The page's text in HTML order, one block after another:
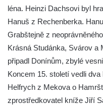
léna. Heinzi Dachsovi byl
Hanuš z Rechenberka.
Grabštejně z
Krásná Studánka, Svárov a
připadl Donínům, zbylé
Koncem 15. století vedli
Helfrych z Mekova o
zprostředkovatel kníže Jiří